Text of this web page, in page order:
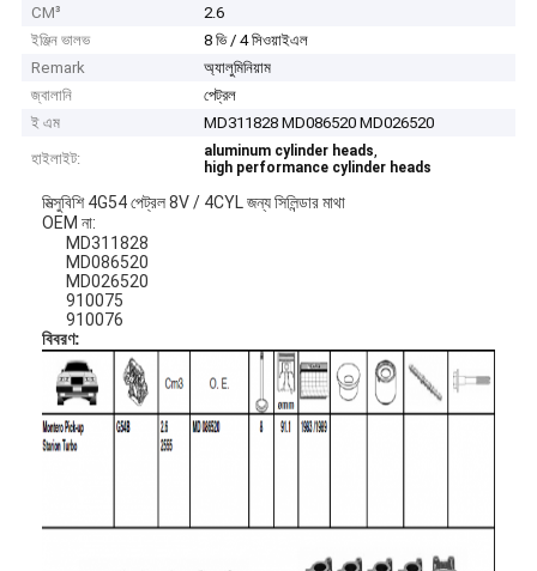
CM³
2.6
ইঞ্জিন ভালভ
8 ভি / 4 সিওয়াইএল
Remark
অ্যালুমিনিয়াম
জ্বালানি
পেট্রল
ই এম
MD311828 MD086520 MD026520
হাইলাইট:
aluminum cylinder heads,
high performance cylinder heads
মিত্সুবিশি 4G54 পেট্রল 8V / 4CYL জন্য সিলিন্ডার মাথা
OEM না:
MD311828
MD086520
MD026520
910075
910076
বিবরণ: